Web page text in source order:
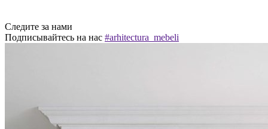
Следите за нами
Подписывайтесь на нас #arhitectura_mebeli